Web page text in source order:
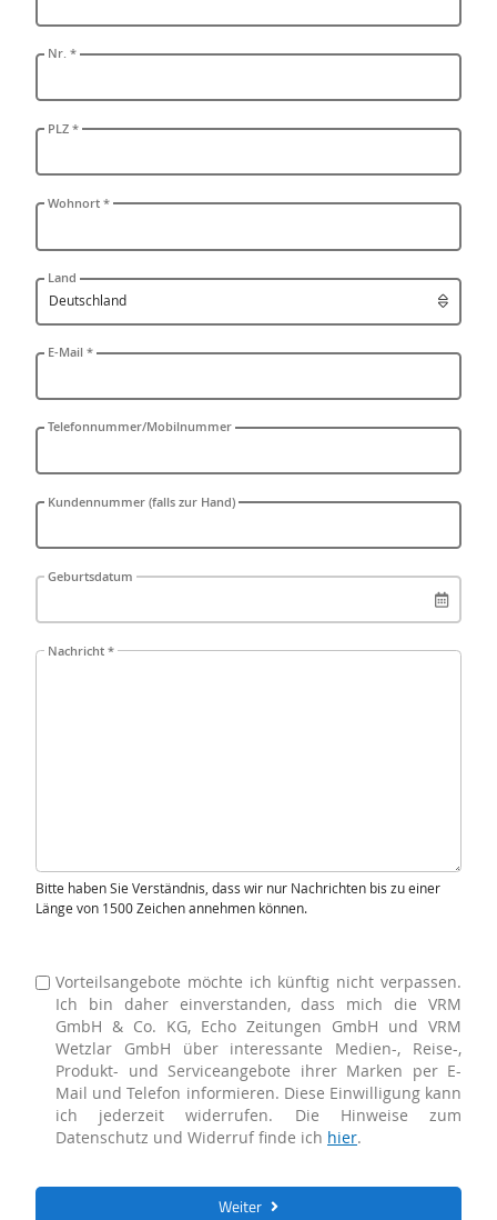
Nr. *
PLZ *
Wohnort *
Land
E-Mail *
Telefonnummer/Mobilnummer
Kundennummer (falls zur Hand)
Geburtsdatum
Nachricht *
Bitte haben Sie Verständnis, dass wir nur Nachrichten bis zu einer
Länge von 1500 Zeichen annehmen können.
Vorteilsangebote möchte ich künftig nicht verpassen.
Ich bin daher einverstanden, dass mich die VRM
GmbH & Co. KG, Echo Zeitungen GmbH und VRM
Wetzlar GmbH über interessante Medien-, Reise-,
Produkt- und Serviceangebote ihrer Marken per E-
Mail und Telefon informieren. Diese Einwilligung kann
ich jederzeit widerrufen. Die Hinweise zum
Datenschutz und Widerruf finde ich hier.
Weiter